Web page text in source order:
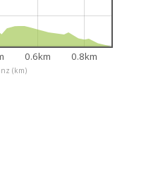
(km)
0.6km 0.8km